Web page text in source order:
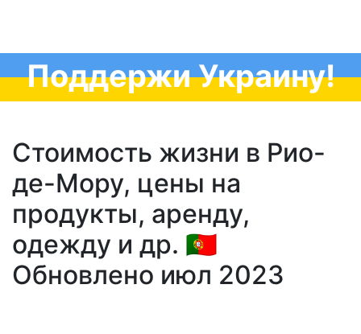
Поддержи Украину!
Стоимость жизни в Рио-
де-Мору, цены на
продукты, аренду,
одежду и др. 🇵🇹
Обновлено июл 2023